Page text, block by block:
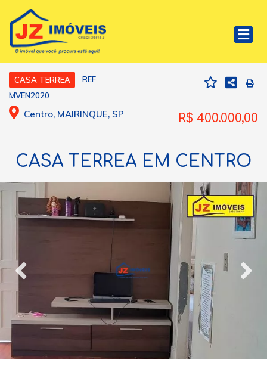
CASA TERREA
REF
MVEN2020
Centro, MAIRINQUE, SP R$ 400.000,00
CASA TERREA EM CENTRO